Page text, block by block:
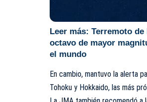
Leer más: Terremoto de
octavo de mayor
el mundo
En cambio, mantuvo la alerta
Tohoku y Hokkaido, las más